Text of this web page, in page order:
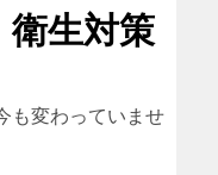
衛生対策
も変わっていませ